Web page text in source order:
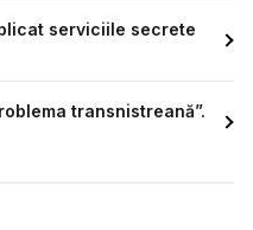
serviciile secrete
transnistreană”.